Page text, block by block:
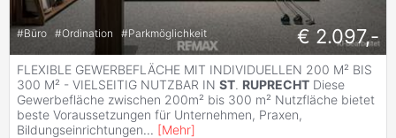
#Büro #Ordination #Parkmöglichkeit € 2.097,-
FLEXIBLE GEWERBEFLÄCHE MIT INDIVIDUELLEN 200 M² BIS
300 M² - VIELSEITIG NUTZBAR IN ST. RUPRECHT Diese
Gewerbefläche zwischen 200m² bis 300 m² Nutzfläche bietet
beste Voraussetzungen für Unternehmen, Praxen,
Bildungseinrichtungen... [Mehr]